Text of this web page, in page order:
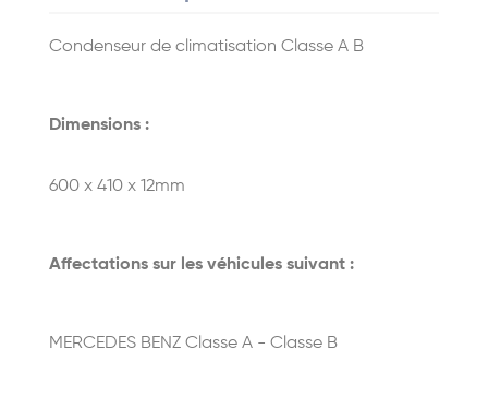
Condenseur de climatisation Classe A B
Dimensions :
600 x 410 x 12mm
Affectations sur les véhicules suivant :
MERCEDES BENZ Classe A - Classe B